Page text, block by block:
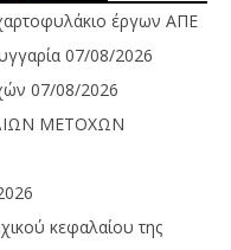
έργων ΑΠΕ
07/08/2026
07/08/2026
ΜΕΤΟΧΩΝ
κεφαλαίου της